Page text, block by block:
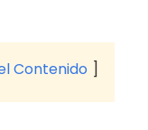
Contenido